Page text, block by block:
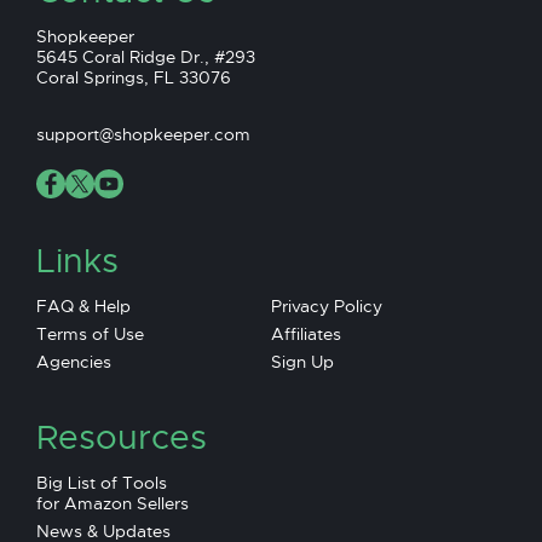
Shopkeeper
5645 Coral Ridge Dr., #293
Coral Springs, FL 33076
support@shopkeeper.com
Links
FAQ & Help
Privacy Policy
Terms of Use
Affiliates
Agencies
Sign Up
Resources
Big List of Tools
for Amazon Sellers
News & Updates